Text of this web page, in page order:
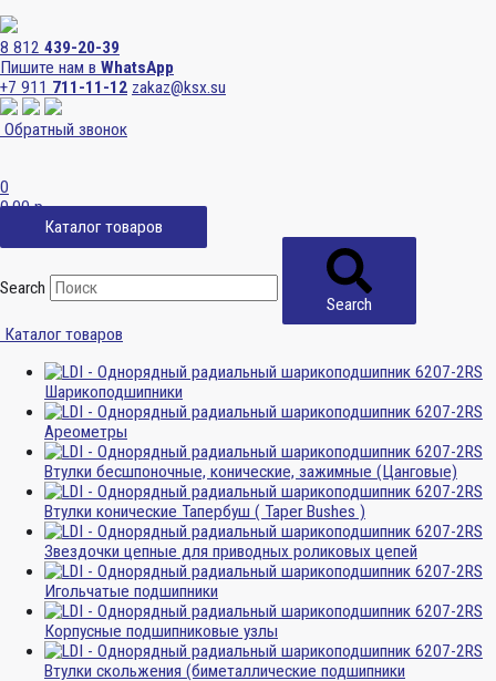
8 812 439-20-39
Пишите нам в WhatsApp
+7 911 711-11-12 zakaz@ksx.su
Обратный звонок
0
0,00р.
Каталог товаров
Search
Search
Каталог товаров
Шарикоподшипники
Ареометры
Втулки бесшпоночные, конические, зажимные (Цанговые)
Втулки конические Тапербуш ( Taper Bushes )
Звездочки цепные для приводных роликовых цепей
Игольчатые подшипники
Корпусные подшипниковые узлы
Втулки скольжения (биметаллические подшипники